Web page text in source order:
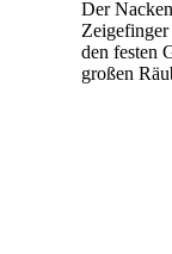
Der
den festen
großen